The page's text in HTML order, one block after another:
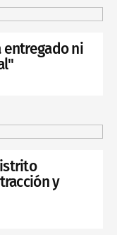
entregado ni
y